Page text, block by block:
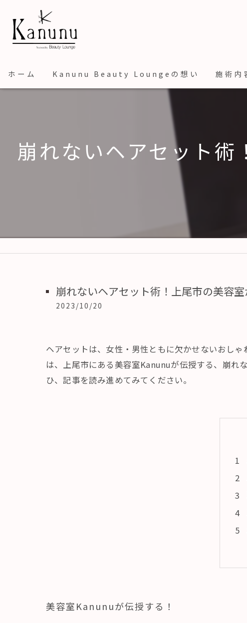
ホーム Kanunu Beauty Loungeの想い 施術内
崩れないヘアセット術
崩れないヘアセット術！上尾市の美容
2023/10/20
ヘアセットは、女性・男性ともに欠かせないおし
は、上尾市にある美容室Kanunuが伝授する、崩れ
ひ、記事を読み進めてみてください。
美容室Kanunuが伝授する！